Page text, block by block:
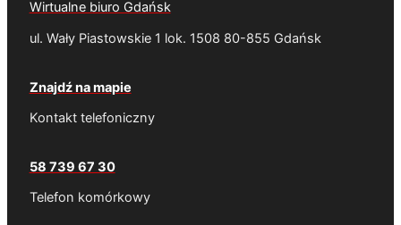
Wirtualne biuro Gdańsk
ul. Wały Piastowskie 1 lok. 1508 80-855 Gdańsk
Znajdź na mapie
Kontakt telefoniczny
58 739 67 30
Telefon komórkowy